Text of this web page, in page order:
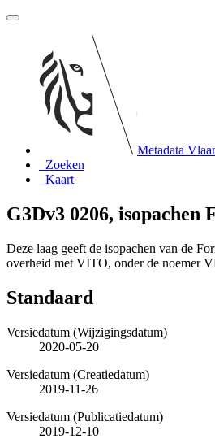
Metadata
Zoeken
Kaart
G3Dv3 0206, isopachen
Deze laag geeft de isopachen van de
overheid met VITO, onder de noemer
Standaard
Versiedatum (Wijzigingsdatum)
2020-05-20
Versiedatum (Creatiedatum)
2019-11-26
Versiedatum (Publicatiedatum)
2019-12-10